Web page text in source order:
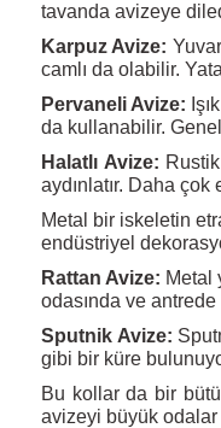
tavanda avizeye
Karpuz Avize:
camlı da olabilir.
Pervaneli Avize:
da kullanabilir.
Halatlı Avize:
aydınlatır. Daha
Metal bir iskeletin
endüstriyel
Rattan Avize: Metal
odasında ve
Sputnik Avize:
gibi bir küre
Bu kollar da bir
avizeyi büyük